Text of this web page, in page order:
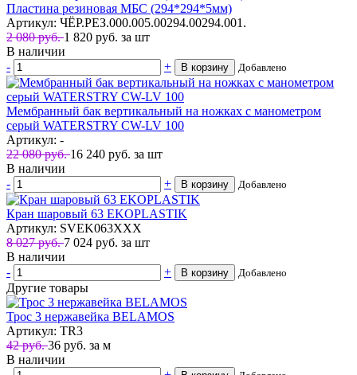
Пластина резиновая МБС (294*294*5мм)
Артикул: ЧЁР.РЕЗ.000.005.00294.00294.001.
2 080 руб.1 820 руб. за шт
В наличии
-
+ В корзину Добавлено
Мембранный бак вертикальный на ножках с манометром
серый WATERSTRY CW-LV 100
Артикул: -
22 080 руб.16 240 руб. за шт
В наличии
-
+ В корзину Добавлено
Кран шаровый 63 EKOPLASTIK
Артикул: SVEK063XXX
8 027 руб.7 024 руб. за шт
В наличии
-
+ В корзину Добавлено
Другие товары
Трос 3 нержавейка BELAMOS
Артикул: TR3
42 руб.36 руб. за м
В наличии